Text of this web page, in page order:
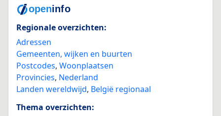
Regionale overzichten:
Adressen
Gemeenten, wijken en buurten
Postcodes, Woonplaatsen
Provincies, Nederland
Landen wereldwijd, België regionaal
Thema overzichten: